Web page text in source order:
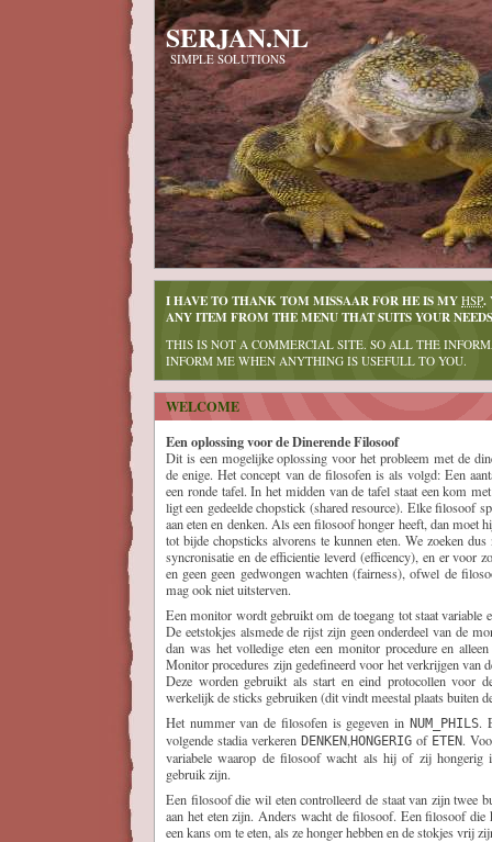
SERJAN.NL
SIMPLE SOLUTIONS
I HAVE TO THANK TOM MISSAAR FOR HE IS MY HSP.
ANY ITEM FROM THE MENU THAT SUITS YOUR
THIS IS NOT A COMMERCIAL SITE. SO ALL THE
INFORM ME WHEN ANYTHING IS USEFULL TO YOU.
WELCOME
Een oplossing voor de Dinerende Filosoof
Dit is een mogelijke oplossing voor het probleem met de
de enige. Het concept van de filosofen is als volgd: Een
een ronde tafel. In het midden van de tafel staat een kom
ligt een gedeelde chopstick (shared resource). Elke filosoof
aan eten en denken. Als een filosoof honger heeft, dan moet
tot bijde chopsticks alvorens te kunnen eten. We zoeken
syncronisatie en de efficientie leverd (efficency), en er voor
en geen geen gedwongen wachten (fairness), ofwel de
mag ook niet uitsterven.
Een monitor wordt gebruikt om de toegang tot staat variable
De eetstokjes alsmede de rijst zijn geen onderdeel van de
dan was het volledige eten een monitor procedure en
Monitor procedures zijn gedefineerd voor het verkrijgen van
Deze worden gebruikt als start en eind protocollen voor
werkelijk de sticks gebruiken (dit vindt meestal plaats buiten
Het nummer van de filosofen is gegeven in NUM_PHILS.
volgende stadia verkeren DENKEN,HONGERIGof ETEN.
variabele waarop de filosoof wacht als hij of zij hongerig
gebruik zijn.
Een filosoof die wil eten controlleerd de staat van zijn twee
aan het eten zijn. Anders wacht de filosoof. Een filosoof die
een kans om te eten, als ze honger hebben en de stokjes vrij